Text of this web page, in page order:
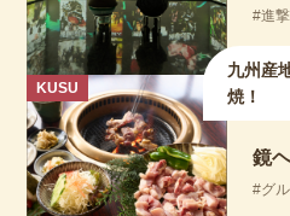
進
KUSU
九州産
焼！
グ